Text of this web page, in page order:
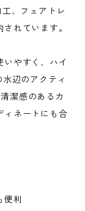
、フェアトレ
れています。
やすく、ハイ
辺のアクティ
潔感のあるカ
ィネートにも合
便利